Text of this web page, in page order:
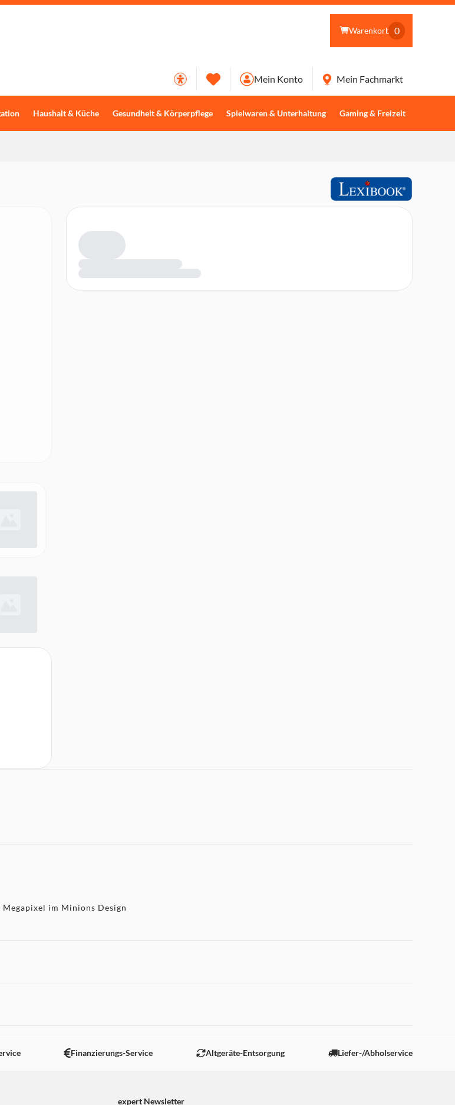
Warenkorb 0
Haushalt & Küche Gesundheit & Körperpflege Spielwaren & Unterhaltung Gaming & Freizeit
Mein Konto Mein Fachmarkt
im Minions Design
Finanzierungs-Service Altgeräte-Entsorgung Liefer-/Abholservice
expert Newsletter